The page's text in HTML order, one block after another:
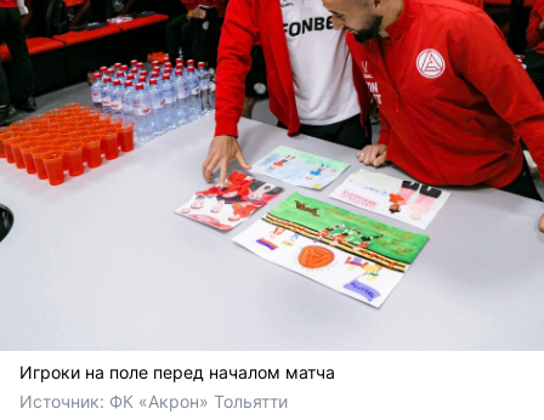
Игроки на поле перед началом матча
Источник: ФК «Акрон» Тольятти